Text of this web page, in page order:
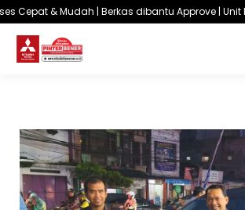
Cepat & Mudah | Berkas dibantu Approve | Unit
You are here :Beranda/Testimoni/